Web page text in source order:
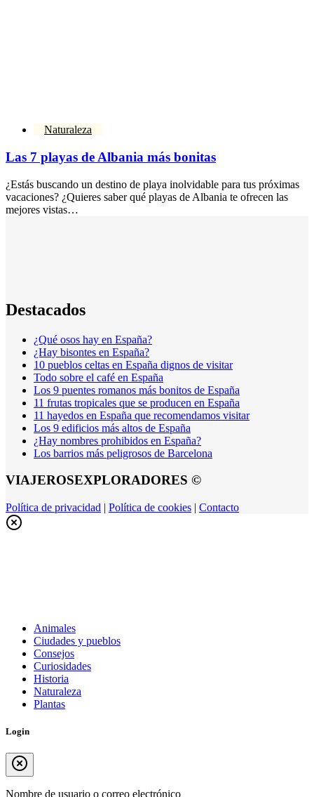
Naturaleza
Las 7 playas de Albania más bonitas
¿Estás buscando un destino de playa inolvidable para tus próximas
vacaciones? ¿Quieres saber qué playas de Albania te ofrecen las
mejores vistas…
Destacados
¿Qué osos hay en España?
¿Hay bisontes en España?
10 pueblos celtas en España dignos de visitar
Todo sobre el café en España
Los 9 puentes romanos más bonitos de España
11 frutas tropicales que se producen en España
11 hayedos en España que recomendamos visitar
Los 9 edificios más altos de España
¿Hay nombres prohibidos en España?
Los barrios más peligrosos de Barcelona
VIAJEROSEXPLORADORES ©
Política de privacidad | Política de cookies | Contacto
Animales
Ciudades y pueblos
Consejos
Curiosidades
Historia
Naturaleza
Plantas
Login
Nombre de usuario o correo electrónico